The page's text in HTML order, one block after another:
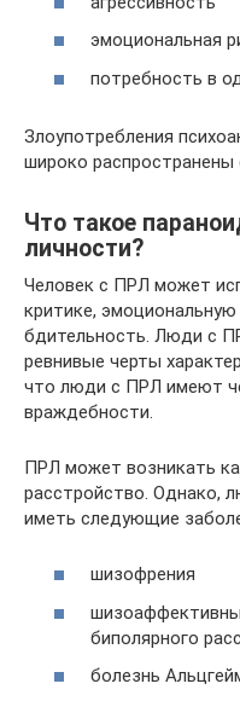
эмоциональная
потребность в
Злоупотребления
широко
Что такое
личности?
Человек с ПРЛ может
критике,
бдительность. Люди с
ревнивые черты
что люди с ПРЛ имеют
враждебности.
ПРЛ может возникать
расстройство. Однако,
иметь следующие
шизофрения
биполярного
болезнь